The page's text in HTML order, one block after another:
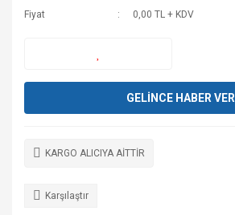
Fiyat
0,00 TL + KDV
GELİNCE HABER VER
KARGO ALICIYA AİTTİR
Karşılaştır